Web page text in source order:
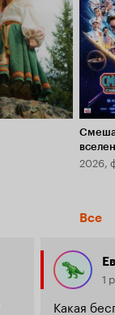
6.0
2026,
Все
1
Какая